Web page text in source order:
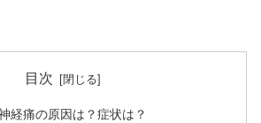
目次
経痛の原因は？症状は？